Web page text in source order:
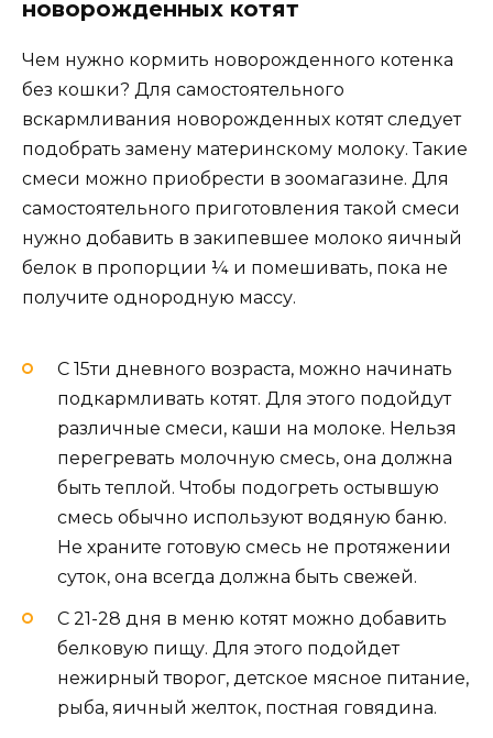
новорожденных котят
Чем нужно кормить новорожденного котенка
без кошки? Для самостоятельного
вскармливания новорожденных котят следует
подобрать замену материнскому молоку. Такие
смеси можно приобрести в зоомагазине. Для
самостоятельного приготовления такой смеси
нужно добавить в закипевшее молоко яичный
белок в пропорции ¼ и помешивать, пока не
получите однородную массу.
С 15ти дневного возраста, можно начинать
подкармливать котят. Для этого подойдут
различные смеси, каши на молоке. Нельзя
перегревать молочную смесь, она должна
быть теплой. Чтобы подогреть остывшую
смесь обычно используют водяную баню.
Не храните готовую смесь не протяжении
суток, она всегда должна быть свежей.
С 21-28 дня в меню котят можно добавить
белковую пищу. Для этого подойдет
нежирный творог, детское мясное питание,
рыба, яичный желток, постная говядина.